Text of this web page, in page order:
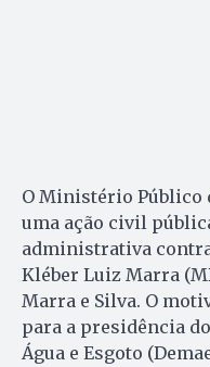
O Ministério Público
uma ação civil
administrativa
Kléber Luiz Marra
Marra e Silva. O
para a presidência
Água e Esgoto